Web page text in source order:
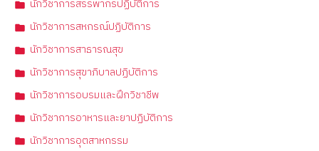
นักวิชาการสรรพากรปฏิบัติการ
นักวิชาการสหกรณ์ปฏิบัติการ
นักวิชาการสาธารณสุข
นักวิชาการสุขาภิบาลปฏิบัติการ
นักวิชาการอบรมและฝึกวิชาชีพ
นักวิชาการอาหารและยาปฏิบัติการ
นักวิชาการอุตสาหกรรม